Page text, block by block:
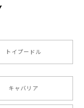
や電話番号も分か
いました❁⃘*.ﾟ
願いいたします。
【 自然に囲まれた ダックスフンド 】 キャニスター 保存容器 お家用 プレゼント 犬 ペット うちの子 犬グッズ
トイプードル
キャバリア